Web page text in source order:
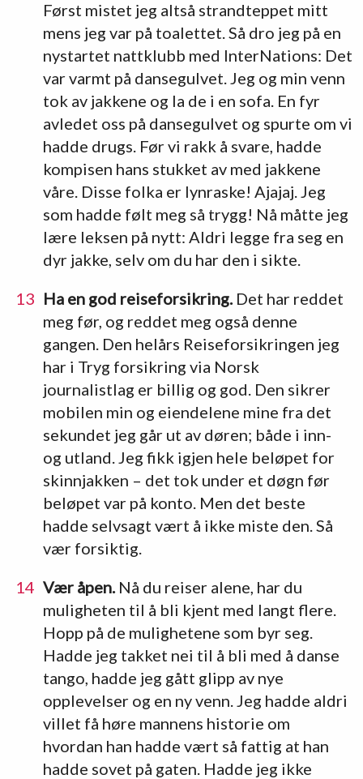
Først mistet jeg altså strandteppet mitt
mens jeg var på toalettet. Så dro jeg på en
nystartet nattklubb med InterNations: Det
var varmt på dansegulvet. Jeg og min venn
tok av jakkene og la de i en sofa. En fyr
avledet oss på dansegulvet og spurte om vi
hadde drugs. Før vi rakk å svare, hadde
kompisen hans stukket av med jakkene
våre. Disse folka er lynraske! Ajajaj. Jeg
som hadde følt meg så trygg! Nå måtte jeg
lære leksen på nytt: Aldri legge fra seg en
dyr jakke, selv om du har den i sikte.
Ha en god reiseforsikring. Det har reddet
meg før, og reddet meg også denne
gangen. Den helårs Reiseforsikringen jeg
har i Tryg forsikring via Norsk
journalistlag er billig og god. Den sikrer
mobilen min og eiendelene mine fra det
sekundet jeg går ut av døren; både i inn-
og utland. Jeg fikk igjen hele beløpet for
skinnjakken – det tok under et døgn før
beløpet var på konto. Men det beste
hadde selvsagt vært å ikke miste den. Så
vær forsiktig.
Vær åpen. Nå du reiser alene, har du
muligheten til å bli kjent med langt flere.
Hopp på de mulighetene som byr seg.
Hadde jeg takket nei til å bli med å danse
tango, hadde jeg gått glipp av nye
opplevelser og en ny venn. Jeg hadde aldri
villet få høre mannens historie om
hvordan han hadde vært så fattig at han
hadde sovet på gaten. Hadde jeg ikke